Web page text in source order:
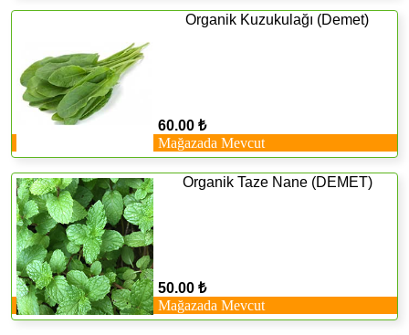
Organik Kuzukulağı (Demet)
60.00 ₺
Mağazada Mevcut
Organik Taze Nane (DEMET)
50.00 ₺
Mağazada Mevcut